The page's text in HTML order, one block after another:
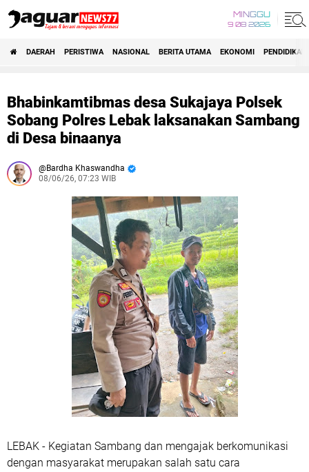
MINGGU
9 08 2026
DAERAH PERISTIWA NASIONAL BERITA UTAMA EKONOMI PENDIDIKAN
Bhabinkamtibmas desa Sukajaya Polsek
Sobang Polres Lebak laksanakan Sambang
di Desa binaanya
Bardha Khaswandha
08/06/26, 07:23 WIB
LEBAK - Kegiatan Sambang dan mengajak berkomunikasi
dengan masyarakat merupakan salah satu cara